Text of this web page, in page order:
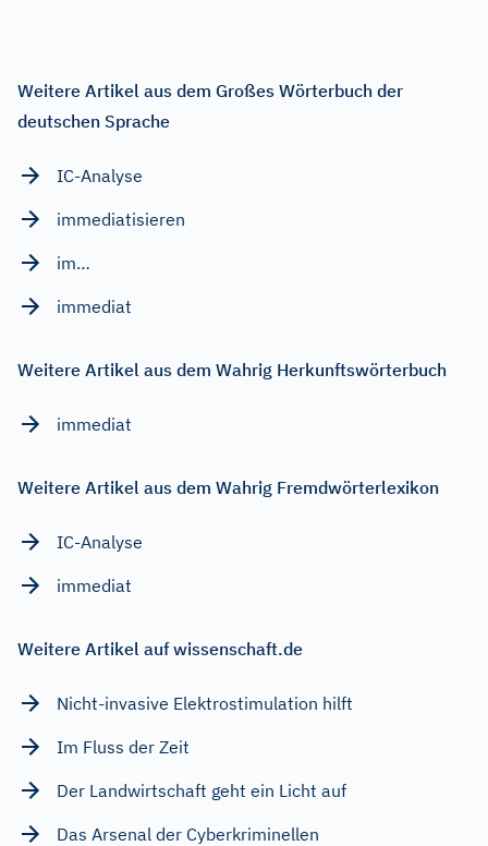
Weitere Artikel aus dem Großes Wörterbuch der
deutschen Sprache
IC-Analyse
immediatisieren
im…
immediat
Weitere Artikel aus dem Wahrig Herkunftswörterbuch
immediat
Weitere Artikel aus dem Wahrig Fremdwörterlexikon
IC-Analyse
immediat
Weitere Artikel auf wissenschaft.de
Nicht-invasive Elektrostimulation hilft
Im Fluss der Zeit
Der Landwirtschaft geht ein Licht auf
Das Arsenal der Cyberkriminellen